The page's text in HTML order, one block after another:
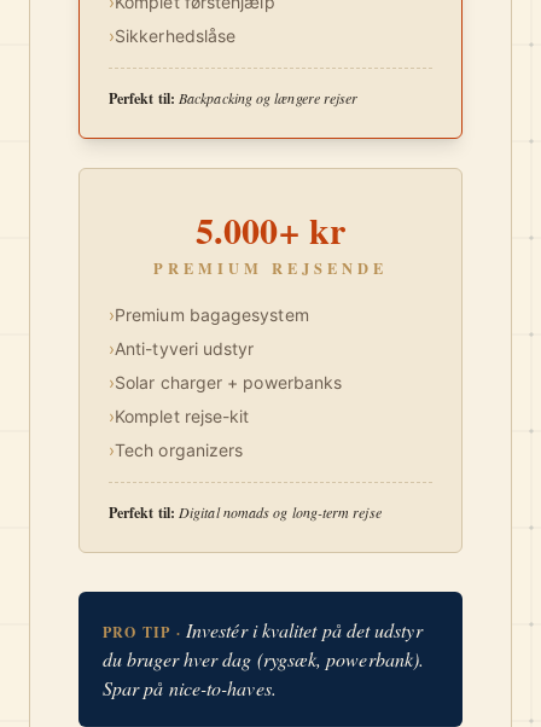
›Sikkerhedslåse
Perfekt til: Backpacking og længere rejser
5.000+ kr
PREMIUM REJSENDE
›Premium bagagesystem
›Anti-tyveri udstyr
›Solar charger + powerbanks
›Komplet rejse-kit
›Tech organizers
Perfekt til: Digital nomads og long-term rejse
PRO TIP · Investér i kvalitet på det udstyr
du bruger hver dag (rygsæk, powerbank).
Spar på nice-to-haves.